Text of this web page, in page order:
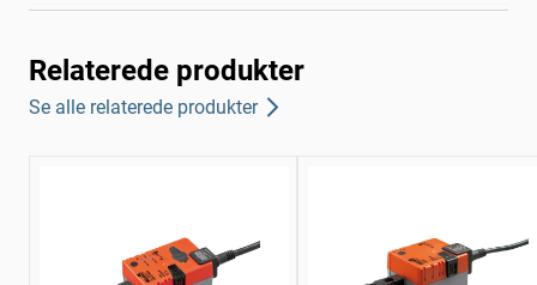
Relaterede produkter
Se alle relaterede produkter